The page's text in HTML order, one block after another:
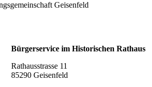
Geisenfeld
Bürgerservice im Historischen Rathaus
Rathausstrasse 11
85290 Geisenfeld